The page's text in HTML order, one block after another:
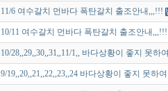
11/6 여수갈치 먼바다 폭탄갈치 출조안내,,,!!!
10/11 여수갈치 먼바다 폭탄갈치 출조안내,,,!!!
10/28,,29,,30,,31,,11/1,, 바다상황이 좋지 못하
9/19,,20,,21,,22,,23,,24 바다상황이 좋지 못하